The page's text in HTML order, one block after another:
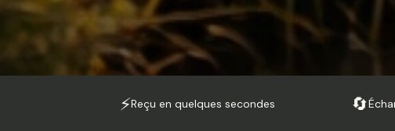
Reçu en quelques secondes